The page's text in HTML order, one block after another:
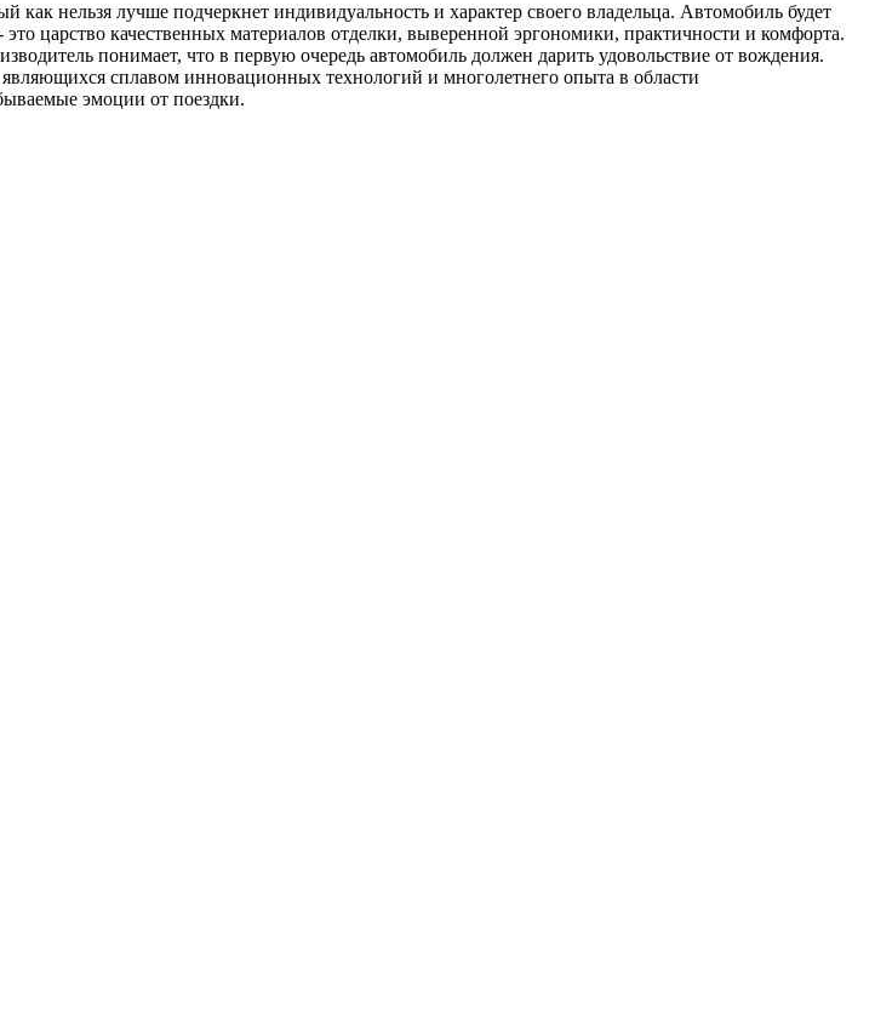
нельзя лучше подчеркнет индивидуальность и характер своего владельца. Автомобиль будет
царство качественных материалов отделки, выверенной эргономики, практичности и комфорта.
понимает, что в первую очередь автомобиль должен дарить удовольствие от вождения.
сплавом инновационных технологий и многолетнего опыта в области
эмоции от поездки.